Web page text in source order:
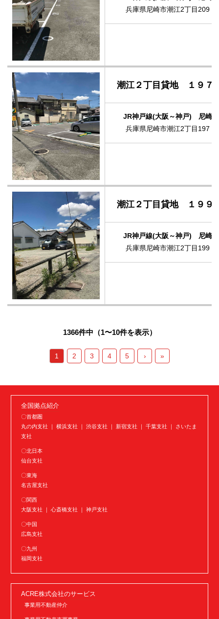
兵庫県尼崎市潮江2丁目209
潮江２丁目貸地 １９７
JR神戸線(大阪～神戸) 尼崎
兵庫県尼崎市潮江2丁目197
潮江２丁目貸地 １９９
JR神戸線(大阪～神戸) 尼崎
兵庫県尼崎市潮江2丁目199
1366件中（1〜10件を表示）
1 2 3 4 5 › »
全国拠点紹介
〇首都圏
丸の内支社 ｜ 横浜支社 ｜ 渋谷支社 ｜ 新宿支社 ｜ 千葉支社 ｜ さいたま
支社
〇北日本
仙台支社
〇東海
名古屋支社
〇関西
大阪支社 ｜ 心斎橋支社 ｜ 神戸支社
〇中国
広島支社
〇九州
福岡支社
ACRE株式会社のサービス
事業用不動産仲介